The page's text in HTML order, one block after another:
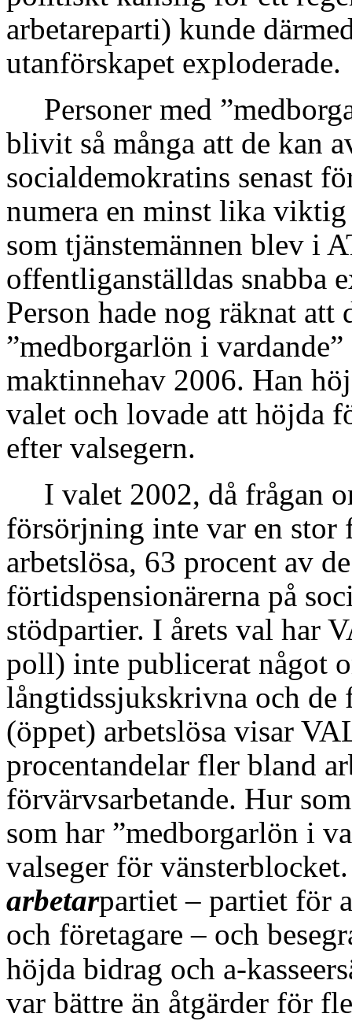
arbetareparti) kunde
utanförskapet exploderade.
Personer med
blivit så många att de kan
socialdemokratins senast
numera en minst lika
som tjänstemännen blev i
offentliganställdas snabba
Person hade nog räknat att
”medborgarlön i
maktinnehav 2006. Han
valet och lovade att höjda
efter valsegern.
I valet 2002, då frågan
försörjning inte var en stor
arbetslösa, 63 procent av
förtidspensionärerna på
stödpartier. I årets val har
poll) inte publicerat något
långtidssjukskrivna och de
(öppet) arbetslösa visar
procentandelar fler bland
förvärvsarbetande. Hur
som har ”medborgarlön i
valseger för
arbetarpartiet – partiet för
och företagare – och
höjda bidrag och a-
var bättre än åtgärder för